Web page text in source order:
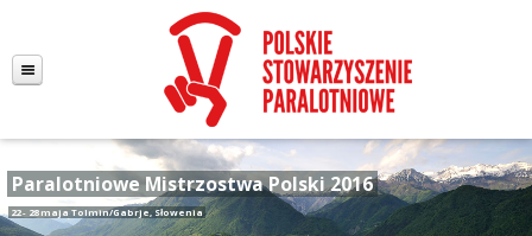
Paralotniowe Mistrzostwa Polski 2016
22 - 28 maja Tolmin/Gabrje, Słowenia